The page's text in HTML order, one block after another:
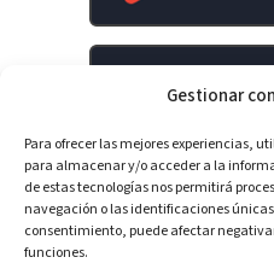
Gestionar
Para ofrecer las mejores experiencias,
para almacenar y/o acceder a la
de estas tecnologías nos permitirá
navegación o las identificaciones
consentimiento, puede afectar
funciones.